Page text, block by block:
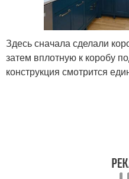
Здесь сначала сделали
затем вплотную к коробу
конструкция смотрится